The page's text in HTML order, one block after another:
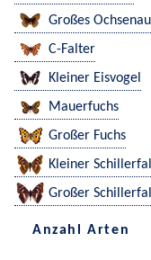
Großes
C-Falter
Kleiner Eisvogel
Mauerfuchs
Großer Fuchs
Kleiner
Großer
Anzahl Arten